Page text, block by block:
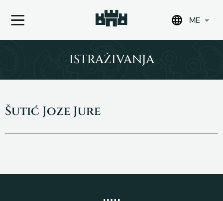
ME
ISTRAŽIVANJA
Šutić Joze Jure